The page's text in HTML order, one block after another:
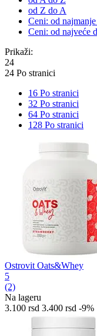
od Z do A
Ceni: od
Ceni: od najveće
Prikaži:
24
24 Po stranici
16 Po stranici
32 Po stranici
64 Po stranici
128 Po stranici
Ostrovit Oats&Whey
5
(2)
Na lageru
3.100 rsd 3.400 rsd -9%